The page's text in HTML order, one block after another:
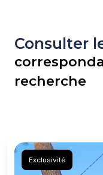
Consulter
recherche
Exclusivité